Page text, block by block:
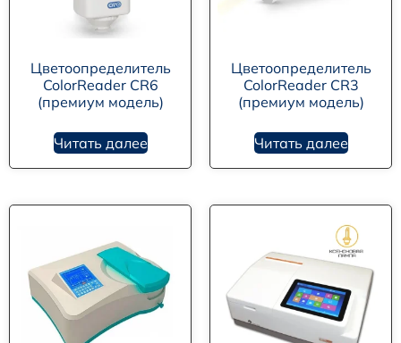
Цветоопределитель
ColorReader CR6
(премиум модель)
Читать далее
Цветоопределитель
ColorReader CR3
(премиум модель)
Читать далее